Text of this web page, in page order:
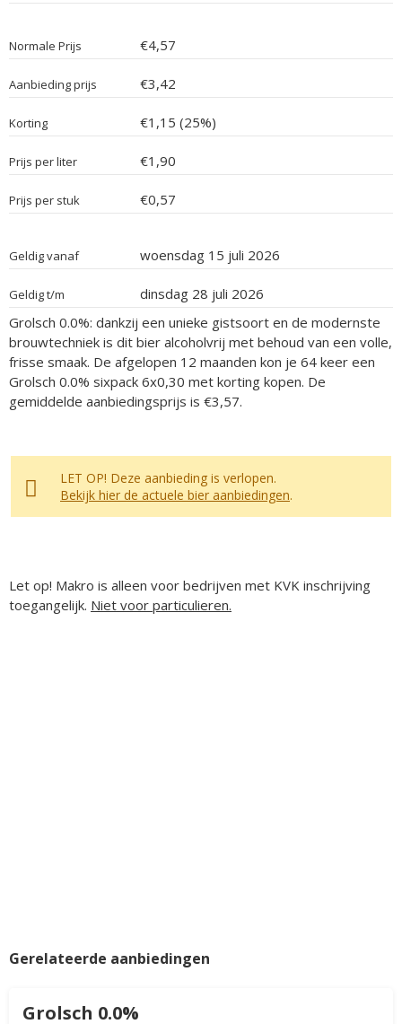
Normale Prijs €4,57
Aanbieding prijs €3,42
Korting €1,15 (25%)
Prijs per liter €1,90
Prijs per stuk €0,57
Geldig vanaf woensdag 15 juli 2026
Geldig t/m
dinsdag 28 juli 2026
Grolsch 0.0%: dankzij een unieke gistsoort en de modernste
brouwtechniek is dit bier alcoholvrij met behoud van een volle,
frisse smaak. De afgelopen 12 maanden kon je 64 keer een
Grolsch 0.0% sixpack 6x0,30 met korting kopen. De
gemiddelde aanbiedingsprijs is €3,57.
LET OP! Deze aanbieding is verlopen.
Bekijk hier de actuele bier aanbiedingen.
Let op! Makro is alleen voor bedrijven met KVK inschrijving
toegangelijk. Niet voor particulieren.
Gerelateerde aanbiedingen
Grolsch 0.0%